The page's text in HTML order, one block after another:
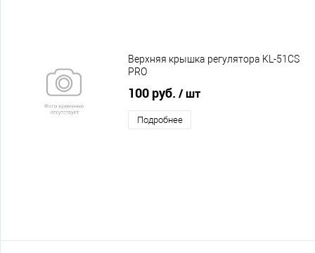
Верхняя крышка регулятора KL-51CS
PRO
100 руб. / шт
Подробнее